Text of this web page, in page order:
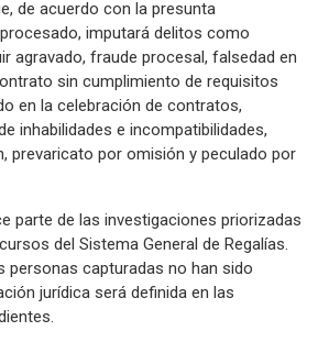
de acuerdo con la presunta
imputará delitos como
agravado, fraude procesal, falsedad en
sin cumplimiento de requisitos
en la celebración de contratos,
inhabilidades e incompatibilidades,
prevaricato por omisión y peculado por
parte de las investigaciones priorizadas
del Sistema General de Regalías.
personas capturadas no han sido
jurídica será definida en las